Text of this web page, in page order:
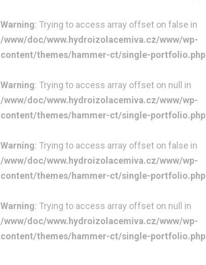
Warning: Trying to access array offset on false in
/www/doc/www.hydroizolacemiva.cz/www/wp-
content/themes/hammer-ct/single-portfolio.php
Warning: Trying to access array offset on null in
/www/doc/www.hydroizolacemiva.cz/www/wp-
content/themes/hammer-ct/single-portfolio.php
Warning: Trying to access array offset on false in
/www/doc/www.hydroizolacemiva.cz/www/wp-
content/themes/hammer-ct/single-portfolio.php
Warning: Trying to access array offset on null in
/www/doc/www.hydroizolacemiva.cz/www/wp-
content/themes/hammer-ct/single-portfolio.php